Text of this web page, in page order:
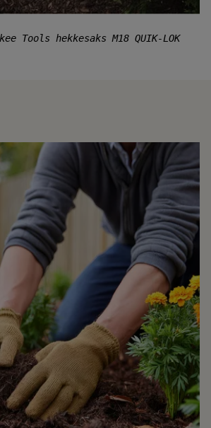
Tools hekkesaks M18 QUIK-LOK